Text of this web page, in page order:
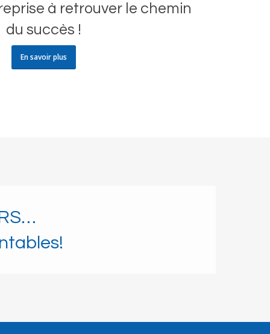
à retrouver le chemin
du succès !
En savoir plus